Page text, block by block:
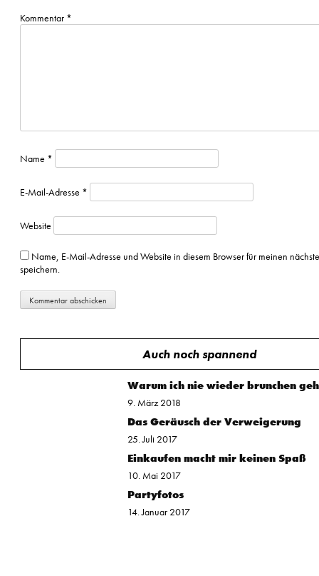
Kommentar *
Name *
E-Mail-Adresse *
Website
Name, E-Mail-Adresse und Website in diesem Browser für meinen
speichern.
Auch noch spannend
Warum ich nie wieder brunchen
9. März 2018
Das Geräusch der Verweigerung
25. Juli 2017
Einkaufen macht mir keinen Spaß
10. Mai 2017
Partyfotos
14. Januar 2017